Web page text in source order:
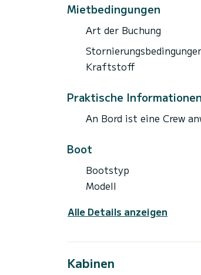
Mietbedingungen
Art der Buchung
Kraftstoff
Praktische Informationen
An Bord ist eine Crew
Boot
Bootstyp
Modell
Alle Details anzeigen
Kabinen